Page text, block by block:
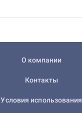
О компании
Контакты
Условия использования